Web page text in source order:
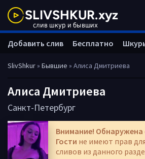
SlivShkur» Бывшие » Алиса Дмитриева
Алиса Дмитриева
Санкт-Петербург
Внимание!
Гости не имеют прав
сливов из данного
Добавить слив Бесплатно